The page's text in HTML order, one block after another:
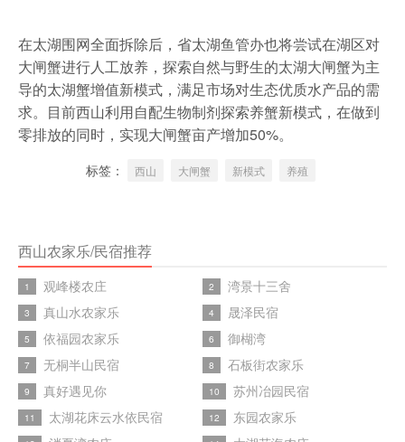
在太湖围网全面拆除后，省太湖鱼管办也将尝试在湖区对
大闸蟹进行人工放养，探索自然与野生的太湖大闸蟹为主
导的太湖蟹增值新模式，满足市场对生态优质水产品的需
求。目前西山利用自配生物制剂探索养蟹新模式，在做到
零排放的同时，实现大闸蟹亩产增加50%。
标签： 西山 大闸蟹 新模式 养殖
西山农家乐/民宿推荐
1 观峰楼农庄 2 湾景十三舍
3 真山水农家乐 4 晟泽民宿
5 依福园农家乐 6 御楜湾
7 无桐半山民宿 8 石板街农家乐
9 真好遇见你 10 苏州冶园民宿
11 太湖花床云水依民宿 12 东园农家乐